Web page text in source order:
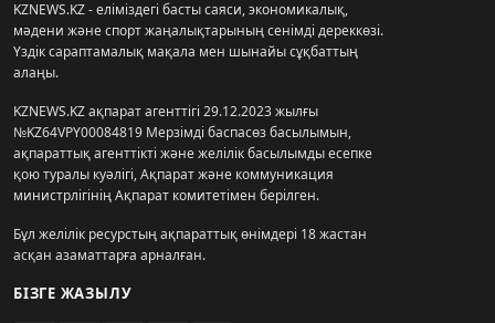
KZNEWS.KZ - еліміздегі басты саяси, экономикалық,
мәдени және спорт жаңалықтарының сенімді дереккөзі.
Үздік сараптамалық мақала мен шынайы сұқбаттың
алаңы.
KZNEWS.KZ ақпарат агенттігі 29.12.2023 жылғы
№KZ64VPY00084819 Мерзімді баспасөз басылымын,
ақпараттық агенттікті және желілік басылымды есепке
қою туралы куәлігі, Ақпарат және коммуникация
министрлігінің Ақпарат комитетімен берілген.
Бұл желілік ресурстың ақпараттық өнімдері 18 жастан
асқан азаматтарға арналған.
БІЗГЕ ЖАЗЫЛУ